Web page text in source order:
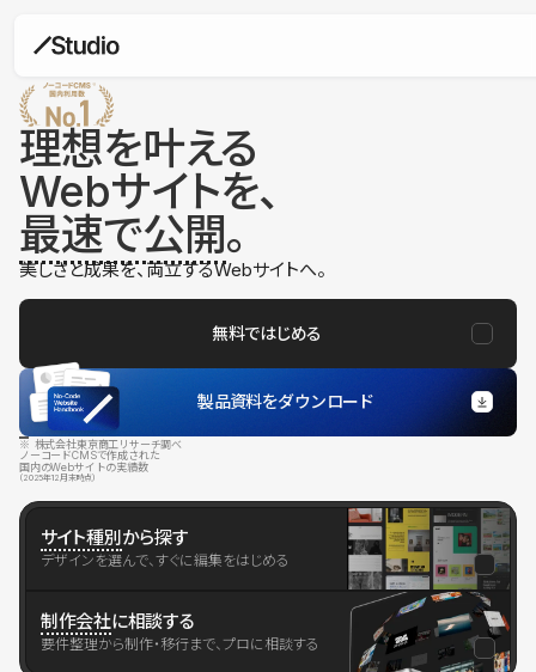
理想を叶える
Webサイトを、
最速で公開。
美しさと成果を、両立するWebサイトへ。
無料ではじめる
製品資料をダウンロード
※ 株式会社東京商工リサーチ調べ
ノーコードCMSで作成された
国内のWebサイトの実績数
（2025年12月末時点）
サイト種別から探す
デザインを選んで、すぐに編集をはじめる
制作会社に相談する
要件整理から制作・移行まで、プロに相談する